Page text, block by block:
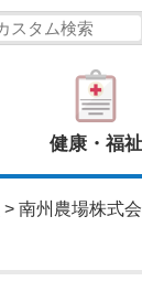
健康・福祉
> 南州農場株式